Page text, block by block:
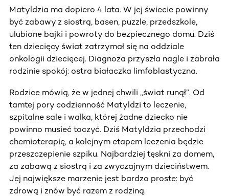
Matyldzia ma dopiero 4 lata. W jej świecie powinny
być zabawy z siostrą, basen, puzzle, przedszkole,
ulubione bajki i powroty do bezpiecznego domu. Dziś
ten dziecięcy świat zatrzymał się na oddziale
onkologii dziecięcej. Diagnoza przyszła nagle i zabrała
rodzinie spokój: ostra białaczka limfoblastyczna.
Rodzice mówią, że w jednej chwili „świat runął”. Od
tamtej pory codzienność Matyldzi to leczenie,
szpitalne sale i walka, której żadne dziecko nie
powinno musieć toczyć. Dziś Matyldzia przechodzi
chemioterapię, a kolejnym etapem leczenia będzie
przeszczepienie szpiku. Najbardziej tęskni za domem,
za zabawą z siostrą i za zwyczajnym dzieciństwem.
Jej największe marzenie jest bardzo proste: być
zdrową i znów być razem z rodziną.